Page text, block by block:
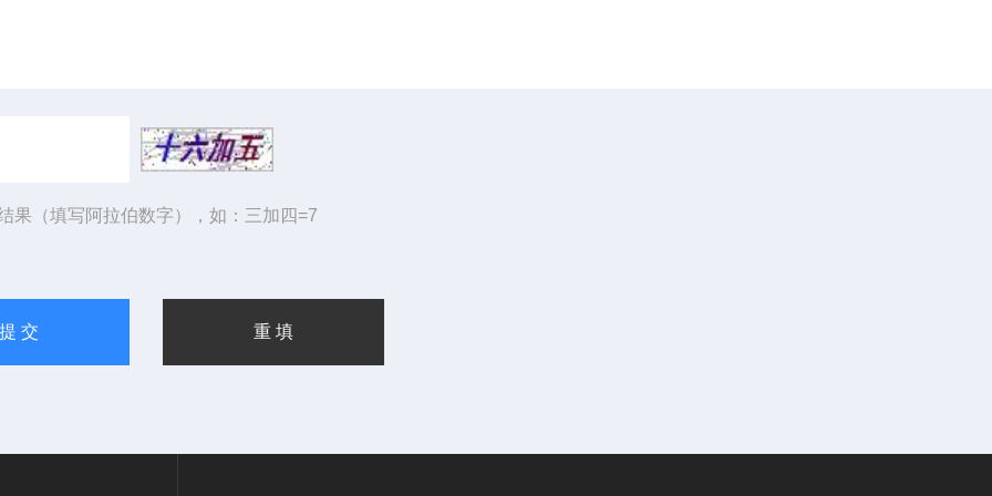
果（填写阿拉伯数字），如：三加四=7